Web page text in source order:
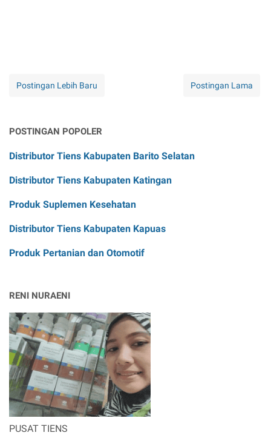
Postingan Lebih Baru Postingan Lama
POSTINGAN POPOLER
Distributor Tiens Kabupaten Barito Selatan
Distributor Tiens Kabupaten Katingan
Produk Suplemen Kesehatan
Distributor Tiens Kabupaten Kapuas
Produk Pertanian dan Otomotif
RENI NURAENI
PUSAT TIENS